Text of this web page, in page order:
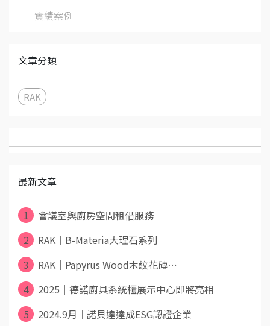
實績案例
文章分類
RAK
最新文章
1
會議室與廚房空間租借服務
2
RAK｜B-Materia大理石系列
3
RAK｜Papyrus Wood木紋花磚⋯
4
2025｜德諾廚具系統櫃展示中心即將亮相
5
2024.9月｜諾貝達達成ESG認證企業